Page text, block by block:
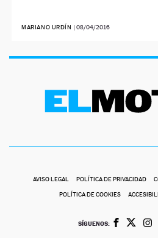
MARIANO URDÍN | 08/04/2016
AVISO LEGAL POLÍTICA DE PRIVACIDAD
POLÍTICA DE COOKIES
SÍGUENOS: